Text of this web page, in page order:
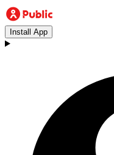
Install App